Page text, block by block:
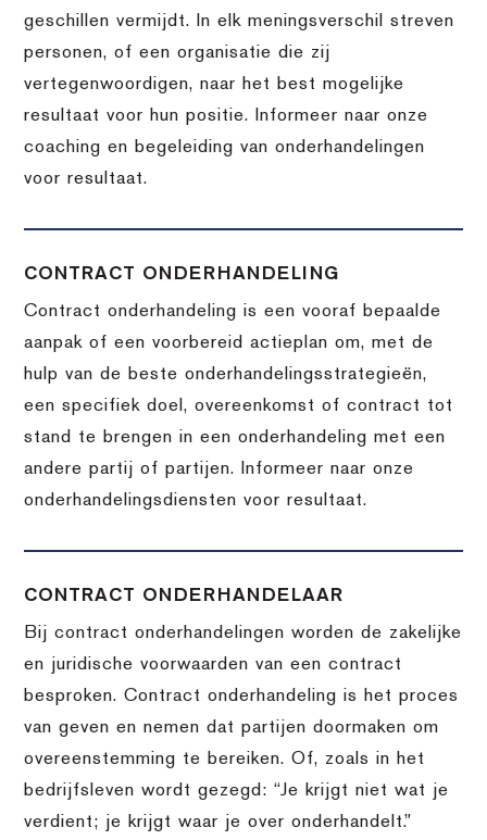
geschillen vermijdt. In elk meningsverschil streven
personen, of een organisatie die zij
vertegenwoordigen, naar het best mogelijke
resultaat voor hun positie. Informeer naar onze
coaching en begeleiding van onderhandelingen
voor resultaat.
CONTRACT ONDERHANDELING
Contract onderhandeling is een vooraf bepaalde
aanpak of een voorbereid actieplan om, met de
hulp van de beste onderhandelingsstrategieën,
een specifiek doel, overeenkomst of contract tot
stand te brengen in een onderhandeling met een
andere partij of partijen. Informeer naar onze
onderhandelingsdiensten voor resultaat.
CONTRACT ONDERHANDELAAR
Bij contract onderhandelingen worden de zakelijke
en juridische voorwaarden van een contract
besproken. Contract onderhandeling is het proces
van geven en nemen dat partijen doormaken om
overeenstemming te bereiken. Of, zoals in het
bedrijfsleven wordt gezegd: “Je krijgt niet wat je
verdient; je krijgt waar je over onderhandelt.”